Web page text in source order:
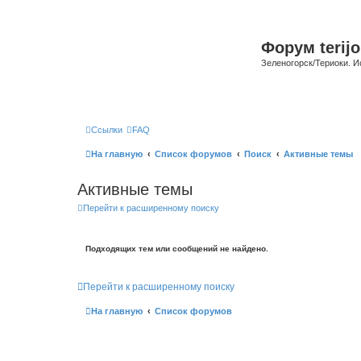
Форум
Зеленогорск/Териоки.
Ссылки FAQ
На главную Список форумов Поиск Активные темы
Активные темы
Перейти к расширенному поиску
Подходящих тем или сообщений не найдено.
Перейти к расширенному поиску
На главную Список форумов